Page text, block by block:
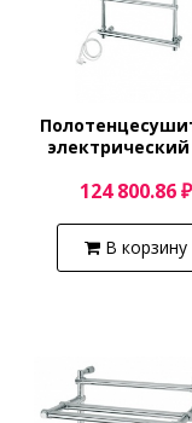
электрический
5544703GOPC
124 800.86 ₽
В корзину